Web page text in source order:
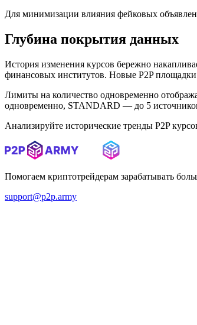
Для минимизации влияния фейковых
Глубина покрытия данных
История изменения курсов бережно
финансовых институтов. Новые P2P площадки
Лимиты на количество одновременно
одновременно, STANDARD — до 5
Анализируйте исторические тренды P2P
Помогаем криптотрейдерам зарабатывать
support@p2p.army